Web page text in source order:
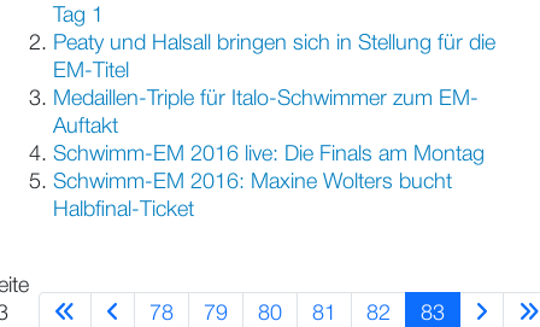
Tag 1
Peaty und Halsall bringen sich in Stellung für die
EM-Titel
Medaillen-Triple für Italo-Schwimmer zum EM-
Auftakt
Schwimm-EM 2016 live: Die Finals am Montag
Schwimm-EM 2016: Maxine Wolters bucht
Halbfinal-Ticket
78 79 80 81 82 83